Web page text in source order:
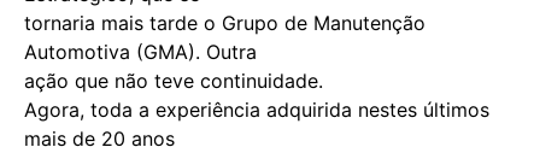
tornaria mais tarde o Grupo de Manutenção
Automotiva (GMA). Outra
ação que não teve continuidade.
Agora, toda a experiência adquirida nestes últimos
mais de 20 anos